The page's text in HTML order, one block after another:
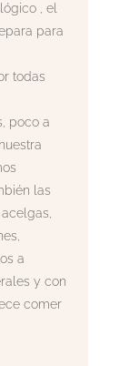
, el
para
todas
poco a
las
a
y con
comer